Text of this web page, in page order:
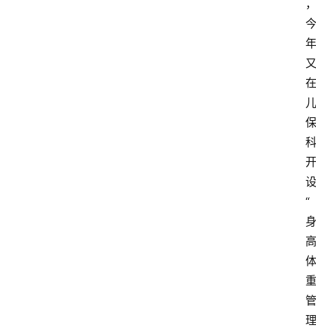
，
今
年
又
在
儿
保
科
开
设
“
身
高
体
重
管
理